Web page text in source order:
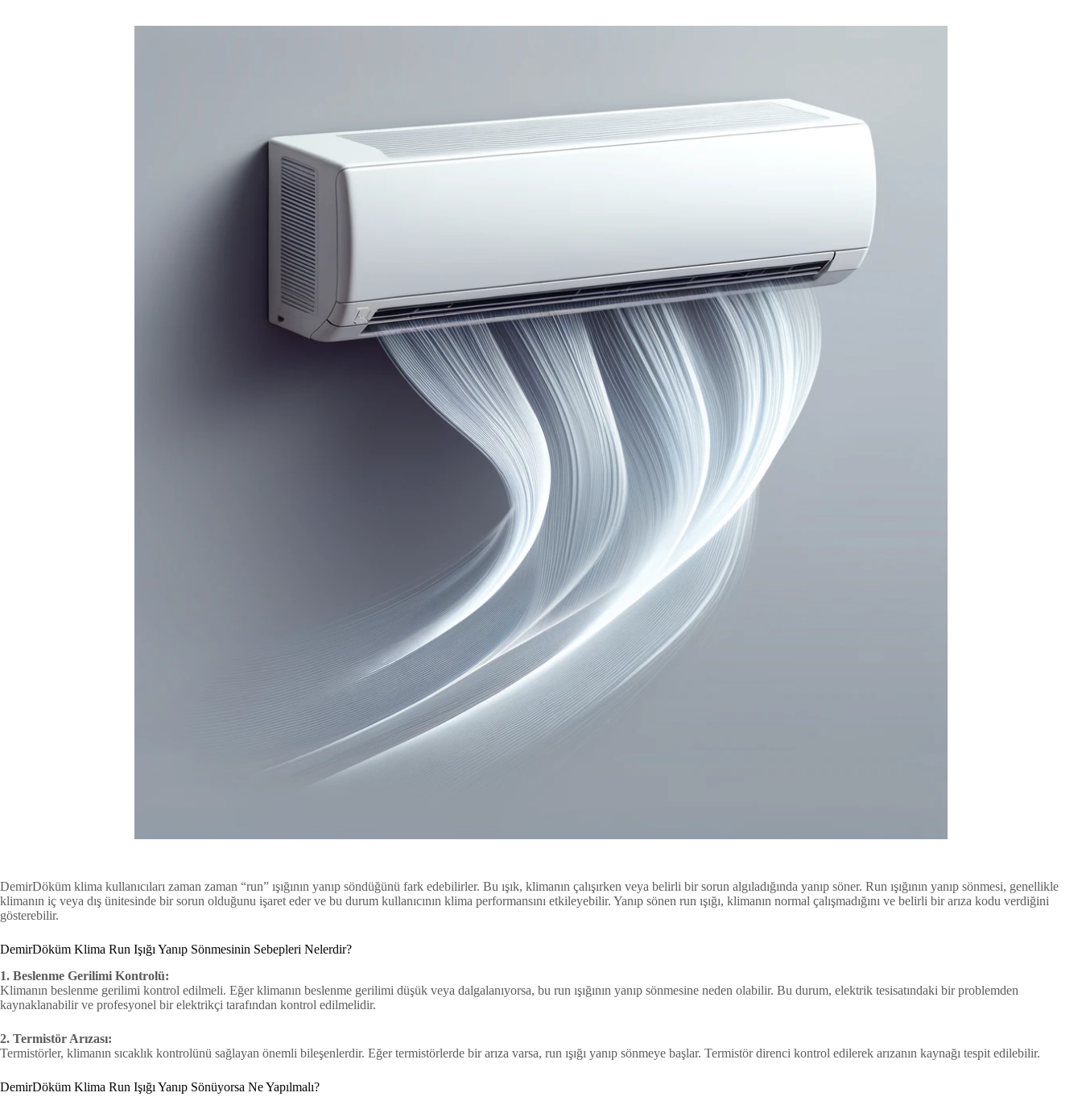
DemirDöküm klima kullanıcıları zaman zaman “run” ışığının yanıp söndüğünü fark edebilirler. Bu ışık, klimanın çalışırken veya belirli bir sorun algıladığında yanıp söner. Run ışığının yanıp sönmesi, genellikle
klimanın iç veya dış ünitesinde bir sorun olduğunu işaret eder ve bu durum kullanıcının klima performansını etkileyebilir. Yanıp sönen run ışığı, klimanın normal çalışmadığını ve belirli bir arıza kodu verdiğini
gösterebilir.
DemirDöküm Klima Run Işığı Yanıp Sönmesinin Sebepleri Nelerdir?
1. Beslenme Gerilimi Kontrolü:
Klimanın beslenme gerilimi kontrol edilmeli. Eğer klimanın beslenme gerilimi düşük veya dalgalanıyorsa, bu run ışığının yanıp sönmesine neden olabilir. Bu durum, elektrik tesisatındaki bir problemden
kaynaklanabilir ve profesyonel bir elektrikçi tarafından kontrol edilmelidir.
2. Termistör Arızası:
Termistörler, klimanın sıcaklık kontrolünü sağlayan önemli bileşenlerdir. Eğer termistörlerde bir arıza varsa, run ışığı yanıp sönmeye başlar. Termistör direnci kontrol edilerek arızanın kaynağı tespit edilebilir.
DemirDöküm Klima Run Işığı Yanıp Sönüyorsa Ne Yapılmalı?